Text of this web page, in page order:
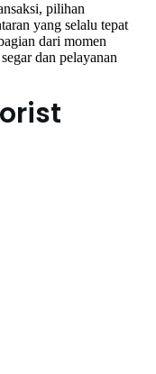
pilihan
yang selalu tepat
dari momen
dan pelayanan